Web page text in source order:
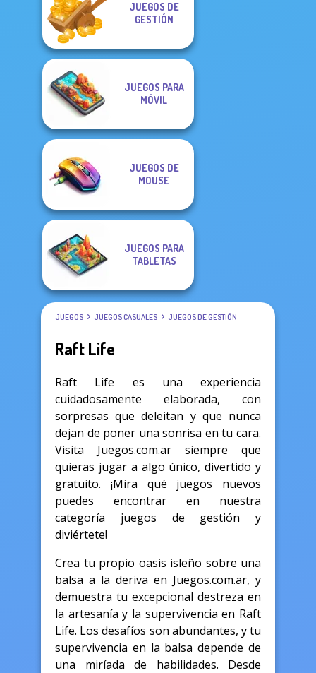
JUEGOS DE
GESTIÓN
JUEGOS PARA
MÓVIL
JUEGOS DE
MOUSE
JUEGOS PARA
TABLETAS
JUEGOS JUEGOS CASUALES JUEGOS DE GESTIÓN
Raft Life
Raft Life es una experiencia
cuidadosamente elaborada, con
sorpresas que deleitan y que nunca
dejan de poner una sonrisa en tu cara.
Visita Juegos.com.ar siempre que
quieras jugar a algo único, divertido y
gratuito. ¡Mira qué juegos nuevos
puedes encontrar en nuestra
categoría juegos de gestión y
diviértete!
Crea tu propio oasis isleño sobre una
balsa a la deriva en Juegos.com.ar, y
demuestra tu excepcional destreza en
la artesanía y la supervivencia en Raft
Life. Los desafíos son abundantes, y tu
supervivencia en la balsa depende de
una miríada de habilidades. Desde